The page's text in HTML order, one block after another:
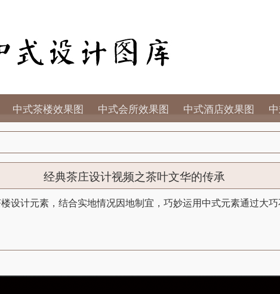
中式茶楼效果图 中式会所效果图 中式酒店效果图
经典茶庄设计视频之茶叶文华的传承
设计元素，结合实地情况因地制宜，巧妙运用中式元素通过大